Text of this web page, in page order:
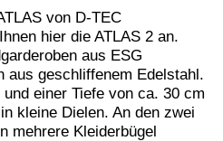
von D-TEC
hier die ATLAS 2 an.
aus ESG
aus geschliffenem Edelstahl.
einer Tiefe von ca. 30 cm
kleine Dielen. An den zwei
mehrere Kleiderbügel